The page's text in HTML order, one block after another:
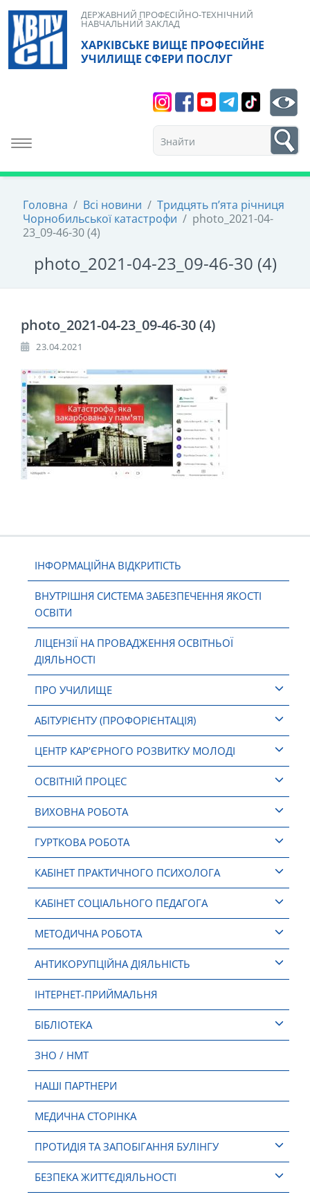
Skip
content
ХАРКІВСЬКЕ ВИЩЕ ПРОФЕСІЙНЕ
УЧИЛИЩЕ СФЕРИ ПОСЛУГ
ДЕРЖАВНИЙ ПРОФЕСІЙНО-ТЕХНІЧНИЙ
НАВЧАЛЬНИЙ ЗАКЛАД
Toggle navigation
1
Головна / Всі новини / Тридцять п’ята річниця
Чорнобильської катастрофи / photo_2021-04-
23_09-46-30 (4)
photo_2021-04-23_09-46-30 (4)
ІНФОРМАЦІЙНА ВІДКРИТІСТЬ
ВНУТРІШНЯ СИСТЕМА ЗАБЕЗПЕЧЕННЯ ЯКОСТІ
ОСВІТИ
ЛІЦЕНЗІЇ НА ПРОВАДЖЕННЯ ОСВІТНЬОЇ
ДІЯЛЬНОСТІ
ПРО УЧИЛИЩЕ
АБІТУРІЄНТУ (ПРОФОРІЄНТАЦІЯ)
ЦЕНТР КАР’ЄРНОГО РОЗВИТКУ МОЛОДІ
ОСВІТНІЙ ПРОЦЕС
ВИХОВНА РОБОТА
ГУРТКОВА РОБОТА
КАБІНЕТ ПРАКТИЧНОГО ПСИХОЛОГА
КАБІНЕТ СОЦІАЛЬНОГО ПЕДАГОГА
МЕТОДИЧНА РОБОТА
АНТИКОРУПЦІЙНА ДІЯЛЬНІСТЬ
ІНТЕРНЕТ-ПРИЙМАЛЬНЯ
БІБЛІОТЕКА
ЗНО / НМТ
НАШІ ПАРТНЕРИ
МЕДИЧНА СТОРІНКА
ПРОТИДІЯ ТА ЗАПОБІГАННЯ БУЛІНГУ
БЕЗПЕКА ЖИТТЄДІЯЛЬНОСТІ
photo_2021-04-23_09-46-30 (4)
23.04.2021